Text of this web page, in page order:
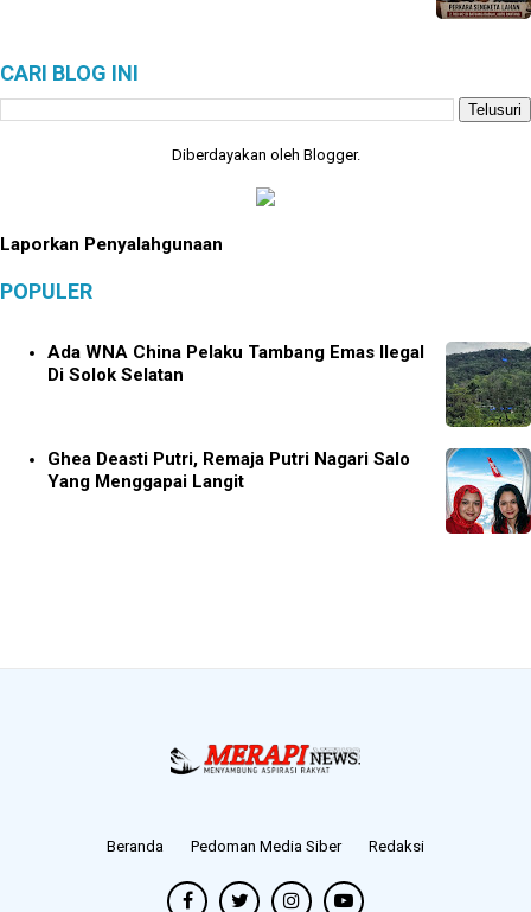
CARI BLOG INI
Diberdayakan oleh Blogger.
Laporkan Penyalahgunaan
POPULER
Ada WNA China Pelaku Tambang Emas Ilegal
Di Solok Selatan
Ghea Deasti Putri, Remaja Putri Nagari Salo
Yang Menggapai Langit
Beranda Pedoman Media Siber Redaksi